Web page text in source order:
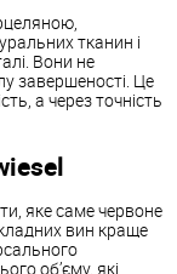
тканин і
Вони не
завершеності. Це
а через точність
яке саме червоне
вин краще
об’єму, які